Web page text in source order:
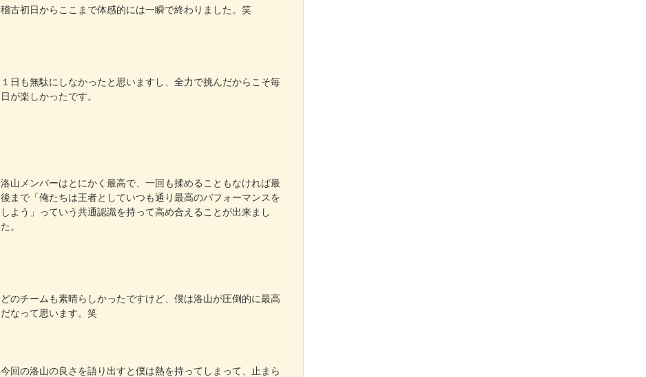
稽古初日からここまで体感的には一瞬で終わりました。笑
１日も無駄にしなかったと思いますし、全力で挑んだからこそ毎
日が楽しかったです。
洛山メンバーはとにかく最高で、一回も揉めることもなければ最
後まで「俺たちは王者としていつも通り最高のパフォーマンスを
しよう」っていう共通認識を持って高め合えることが出来まし
た。
どのチームも素晴らしかったですけど、僕は洛山が圧倒的に最高
だなって思います。笑
今回の洛山の良さを語り出すと僕は熱を持ってしまって、止まら